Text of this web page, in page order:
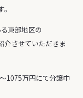
東部地区の
介させていただきま
1075万円にて分譲中